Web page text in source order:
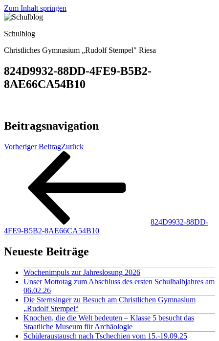
Zum Inhalt springen
Schulblog
Christliches Gymnasium „Rudolf Stempel" Riesa
824D9932-88DD-4FE9-B5B2-
8AE66CA54B10
Beitragsnavigation
Vorheriger BeitragZurück
824D9932-88DD-
4FE9-B5B2-8AE66CA54B10
Neueste Beiträge
Wochenimpuls zur Jahreslosung 2026
Unser Mottotag zum Abschluss des ersten Schulhalbjahres am
06.02.26
Die Sternsinger zu Besuch am Christlichen Gymnasium
„Rudolf Stempel“
Knochen, die die Welt bedeuten – Klasse 5 besucht das
Staatliche Museum für Archäologie
Schüleraustausch nach Tschechien vom 15.-19.09.25